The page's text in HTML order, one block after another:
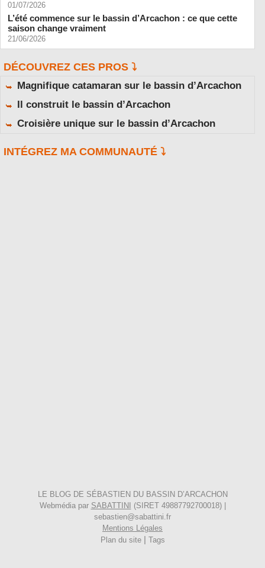
01/07/2026
L’été commence sur le bassin d’Arcachon : ce que cette
saison change vraiment
21/06/2026
DÉCOUVREZ CES PROS ⤵️
Magnifique catamaran sur le bassin d’Arcachon
Il construit le bassin d’Arcachon
Croisière unique sur le bassin d’Arcachon
INTÉGREZ MA COMMUNAUTÉ ⤵️
LE BLOG DE SÉBASTIEN DU BASSIN D’ARCACHON
Webmédia par SABATTINI
(SIRET 49887792700018) |
sebastien@sabattini.fr
Mentions Légales
Plan du site | Tags